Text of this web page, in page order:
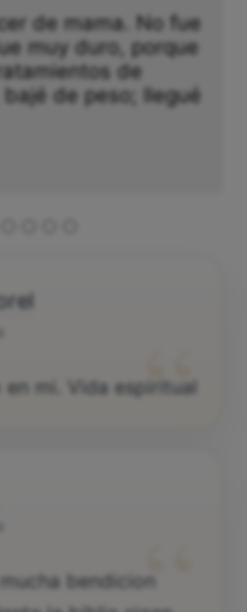
de mama. No fue
muy duro, porque
de
de peso; llegué
“
mi. Vida espiritual
“
bendicion